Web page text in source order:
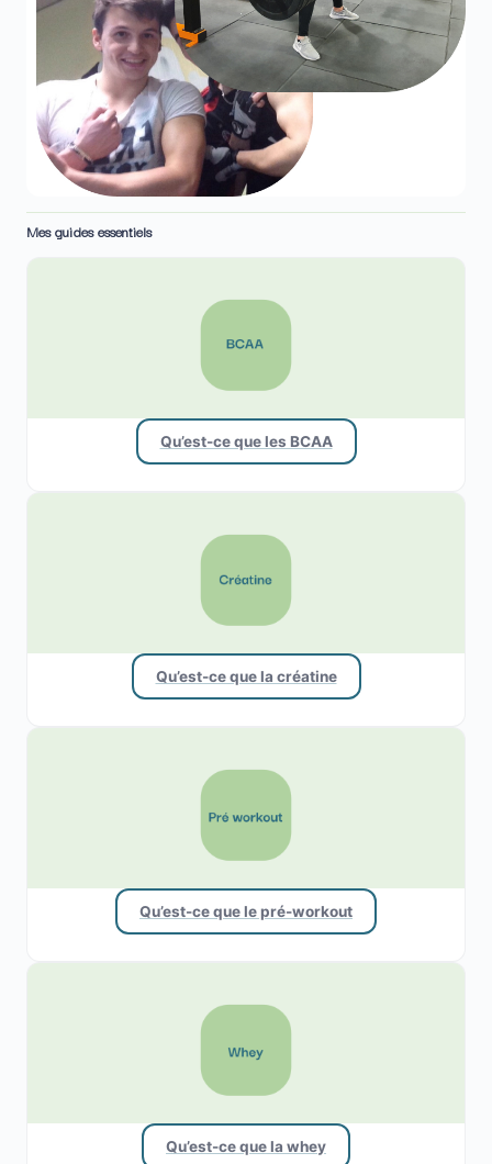
Mes guides essentiels
Qu’est-ce que les BCAA
Qu’est-ce que la créatine
Qu’est-ce que le pré-workout
Qu’est-ce que la whey